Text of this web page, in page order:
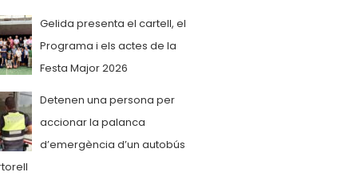
Gelida presenta el cartell, el
Programa i els actes de la
Festa Major 2026
Detenen una persona per
accionar la palanca
d’emergència d’un autobús